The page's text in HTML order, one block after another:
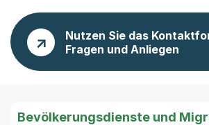
Nutzen Sie das
Fragen und Anliegen
Bevölkerungsdienste und